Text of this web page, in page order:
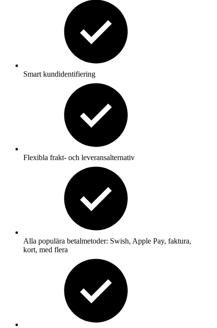
Smart kundidentifiering
Flexibla frakt- och leveransalternativ
Alla populära betalmetoder: Swish, Apple Pay, faktura,
kort, med flera